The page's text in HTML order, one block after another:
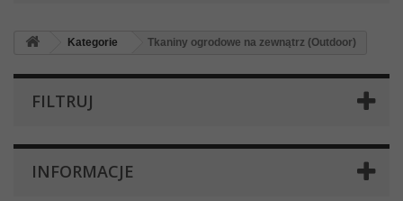
Kategorie Tkaniny ogrodowe na zewnątrz (Outdoor)
FILTRUJ
INFORMACJE